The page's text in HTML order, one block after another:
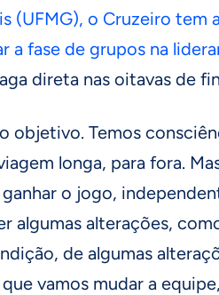
(UFMG), o Cruzeiro tem
a fase de grupos na
direta nas oitavas de
objetivo. Temos
longa, para fora.
o jogo,
algumas alterações,
de algumas
vamos mudar a